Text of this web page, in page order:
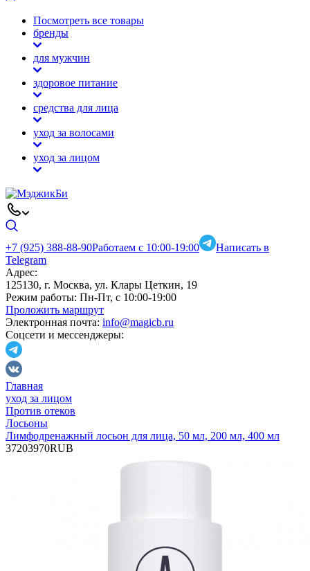
Посмотреть все товары
бренды
для мужчин
здоровое питание
средства для лица
уход за волосами
уход за лицом
+7 (925) 388-88-90Работаем с 10:00-19:00
Написать в
Telegram
Адрес:
125130, г. Москва, ул. Клары Цеткин, 19
Режим работы: Пн-Пт, с 10:00-19:00
Проложить маршрут
Электронная почта: info@magicb.ru
Соцсети и мессенджеры:
Главная
уход за лицом
Против отеков
Лосьоны
Лимфодренажный лосьон для лица, 50 мл, 200 мл, 400 мл
37203970RUB